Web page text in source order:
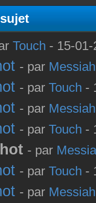
Touch - 15-
- par
- par Touch -
- par
- par Touch -
- par
- par Touch -
- par